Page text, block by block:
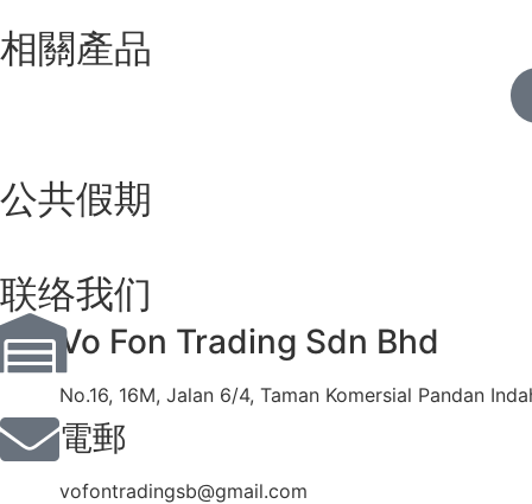
相關產品
公共假期
联络我们
Vo Fon Trading Sdn Bhd
No.16, 16M, Jalan 6/4, Taman Komersial Pandan
電郵
vofontradingsb@gmail.com